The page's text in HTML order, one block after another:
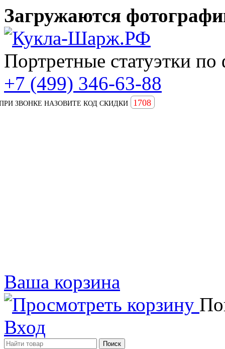
Загружаются
Портретные статуэтки по
+7 (499) 346-63-88
ЗВОНКЕ НАЗОВИТЕ КОД СКИДКИ 1708
Ваша корзина
Вход